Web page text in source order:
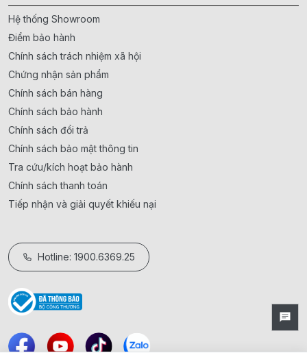
Hệ thống Showroom
Điểm bảo hành
Chính sách trách nhiệm xã hội
Chứng nhận sản phẩm
Chính sách bán hàng
Chính sách bảo hành
Chính sách đổi trả
Chính sách bảo mật thông tin
Tra cứu/kích hoạt bảo hành
Chính sách thanh toán
Tiếp nhận và giải quyết khiếu nại
Hotline: 1900.6369.25